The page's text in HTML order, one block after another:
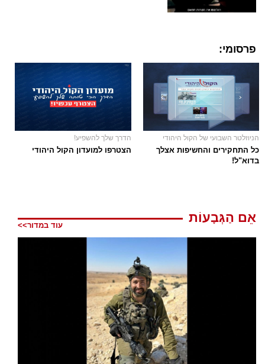
פרסומי:
הניוזלטר השבועי של הקול היהודי
כל התחקירים והחשיפות אצלך
בדוא"ל!
הדרך שלך להשפיע!
הצטרפו למועדון הקול היהודי
אֵם הַגְּבָעוֹת
עוד במדור>>